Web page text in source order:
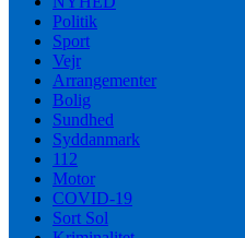
Politik
Sport
Vejr
Arrangementer
Bolig
Sundhed
Syddanmark
112
Motor
COVID-19
Sort Sol